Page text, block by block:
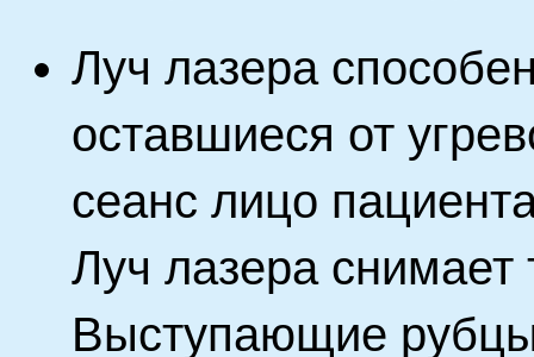
Луч лазера
оставшиеся от
сеанс лицо
Луч лазера
Выступающие